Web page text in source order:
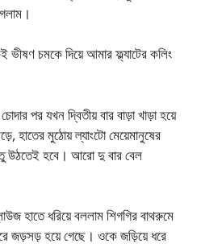
চমকে দিয়ে আমার ফ্ল্যাটের কলিং
পর যখন দ্বিতীয় বার বাড়া খাড়া হয়ে
হাতের মুঠোয় ল্যাংটো মেয়েমানুষের
উঠতেই হবে। আরো দু বার বেল
হাতে ধরিয়ে বললাম শিগগির বাথরুমে
জড়সড় হয়ে গেছে। ওকে জড়িয়ে ধরে